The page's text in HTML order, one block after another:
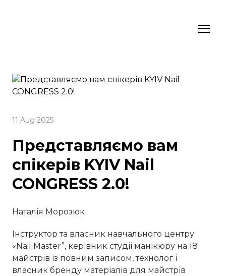
11 Aug 2025
Представляємо вам
спікерів KYIV Nail
CONGRESS 2.0!
Наталія Морозюк
Інструктор та власник навчального центру
«Nail Master”, керівник студіі манікюру на 18
майстрів із повним записом, технолог і
власник бренду матеріалів для майстрів